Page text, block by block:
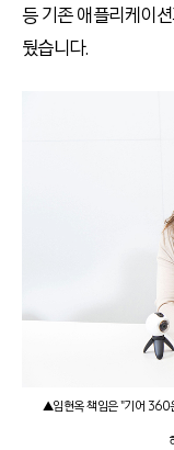
등 기존 애플리케이
뒀습니다.
▲임현옥 책임은 "기어 360